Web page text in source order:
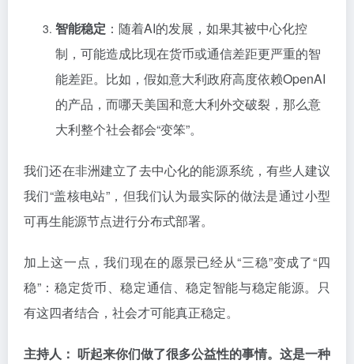
智能稳定 ：随着AI的发展，如果其被中心化控
制，可能造成比现在货币或通信差距更严重的智
能差距。比如，假如意大利政府高度依赖OpenAI
的产品，而哪天美国和意大利外交破裂，那么意
大利整个社会都会“变笨”。
我们还在非洲建立了去中心化的能源系统，有些人建议
我们“盖核电站”，但我们认为最实际的做法是通过小型
可再生能源节点进行分布式部署。
加上这一点，我们现在的愿景已经从“三稳”变成了“四
稳”：稳定货币、稳定通信、稳定智能与稳定能源。只
有这四者结合，社会才可能真正稳定。
主持人： 听起来你们做了很多公益性的事情。这是一种